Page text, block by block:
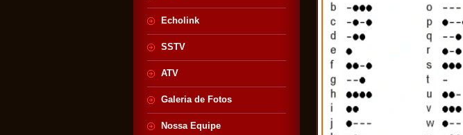
Echolink
SSTV
ATV
Galeria de Fotos
Nossa Equipe